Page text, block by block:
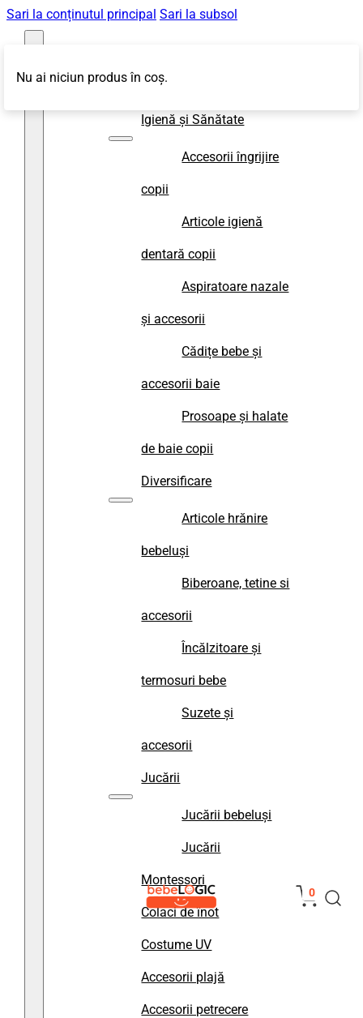
Sari la conținutul principal Sari la subsol
Igienă și Sănătate
Accesorii îngrijire
copii
Articole igienă
dentară copii
Aspiratoare nazale
și accesorii
Cădițe bebe și
accesorii baie
Prosoape și halate
de baie copii
Diversificare
Articole hrănire
bebeluși
Biberoane, tetine si
accesorii
Încălzitoare și
termosuri bebe
Suzete și
accesorii
Jucării
Jucării bebeluși
Jucării
Montessori
Colaci de înot
Costume UV
Accesorii plajă
Accesorii petrecere
0
Nu ai niciun produs în coș.